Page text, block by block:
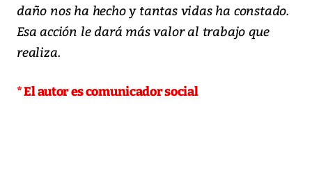
daño nos ha hecho y tantas vidas ha constado.
Esa acción le dará más valor al trabajo que
realiza.
* El autor es comunicador social